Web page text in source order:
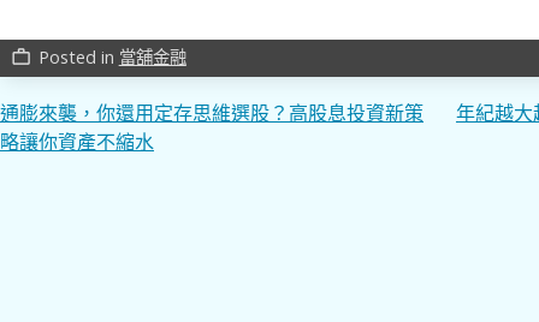
work_outline Posted in 當舖金融
文
章
通膨來襲，你還用定存思維選股？高股息投資新策
略讓你資產不縮水
年紀越大